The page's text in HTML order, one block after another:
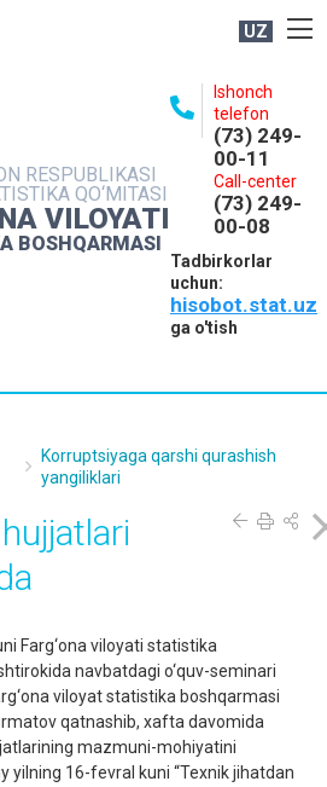
UZ
RESPUBLIKASI
QO‘MITASI
VILOYATI
BOSHQARMASI
Ishonch
telefon
(73) 249-
00-11
Call-center
(73) 249-
00-08
Tadbirkorlar
uchun:
hisobot.stat.uz
ga o'tish
NASHRLAR
XIZMATLAR
XIZMATI
Korruptsiyaga qarshi qurashish
yangiliklari
Farg‘ona viloyati statistika
navbatdagi o‘quv-seminari
viloyat statistika boshqarmasi
qatnashib, xafta davomida
mazmuni-mohiyatini
yilning 16-fevral kuni “Texnik jihatdan